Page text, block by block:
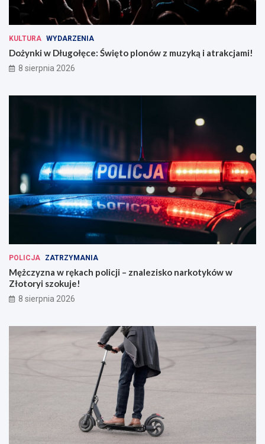
KULTURA WYDARZENIA
Dożynki w Długołęce: Święto plonów z muzyką i atrakcjami!
8 sierpnia 2026
POLICJA ZATRZYMANIA
Mężczyzna w rękach policji – znalezisko narkotyków w
Złotoryi szokuje!
8 sierpnia 2026